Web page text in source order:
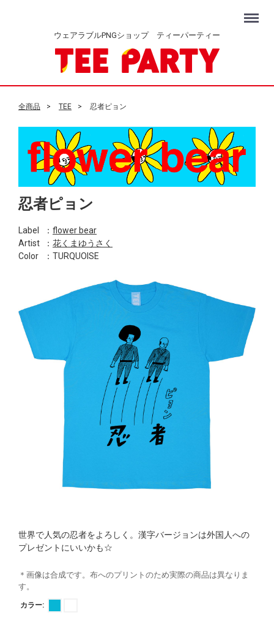
ウェアラブルPNGショップ ティーパーティー
Menu
全商品 TEE 忍者ピョン
忍者ピョン
Label ： flower bear
Artist
： 花くまゆうさく
Color
：TURQUOISE
世界で人気の忍者をよろしく。漢字バージョンは外国人への
プレゼントにいいかも☆
＊画像は合成です。布へのプリントのため実際の商品は異なりま
す。
カラー: